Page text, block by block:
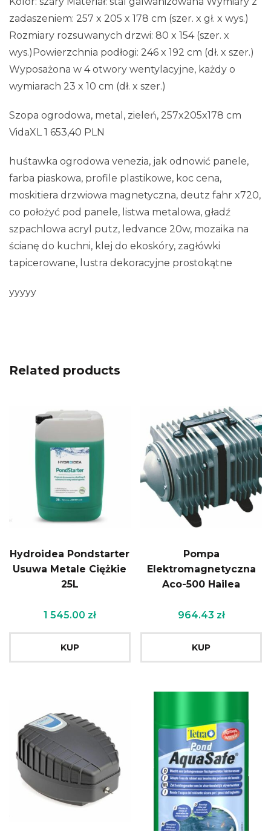
zadaszeniem: 257 x 205 x 178 cm (szer. x gł. x wys.)
Rozmiary rozsuwanych drzwi: 80 x 154 (szer. x
wys.)Powierzchnia podłogi: 246 x 192 cm (dł. x szer.)
Wyposażona w 4 otwory wentylacyjne, każdy o
wymiarach 23 x 10 cm (dł. x szer.)
Szopa ogrodowa, metal, zieleń, 257x205x178 cm
VidaXL 1 653,40 PLN
huśtawka ogrodowa venezia, jak odnowić panele,
farba piaskowa, profile plastikowe, koc cena,
moskitiera drzwiowa magnetyczna, deutz fahr x720,
co położyć pod panele, listwa metalowa, gładź
szpachlowa acryl putz, ledvance 20w, mozaika na
ścianę do kuchni, klej do ekoskóry, zagłówki
tapicerowane, lustra dekoracyjne prostokątne
yyyyy
Related products
Hydroidea Pondstarter
Usuwa Metale Ciężkie
25L
1 545.00 zł
KUP
Pompa
Elektromagnetyczna
Aco-500 Hailea
964.43 zł
KUP